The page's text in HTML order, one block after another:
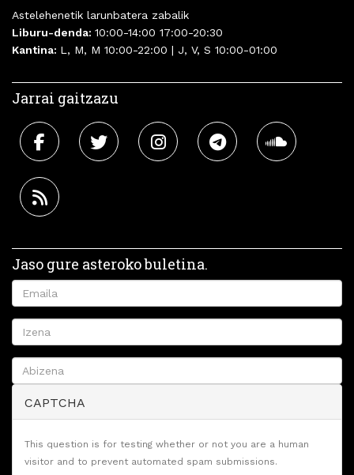
Astelehenetik larunbatera zabalik
Liburu-denda: 10:00-14:00 17:00-20:30
Kantina: L, M, M 10:00-22:00 | J, V, S 10:00-01:00
Jarrai gaitzazu
Jaso gure asteroko buletina.
CAPTCHA
This question is for testing whether or not you are a human
visitor and to prevent automated spam submissions.